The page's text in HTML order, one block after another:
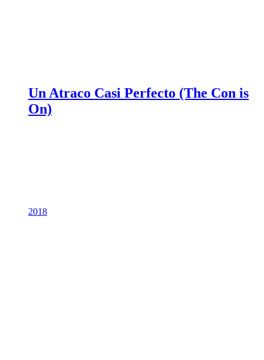
Un Atraco Casi Perfecto (The Con is
On)
2018